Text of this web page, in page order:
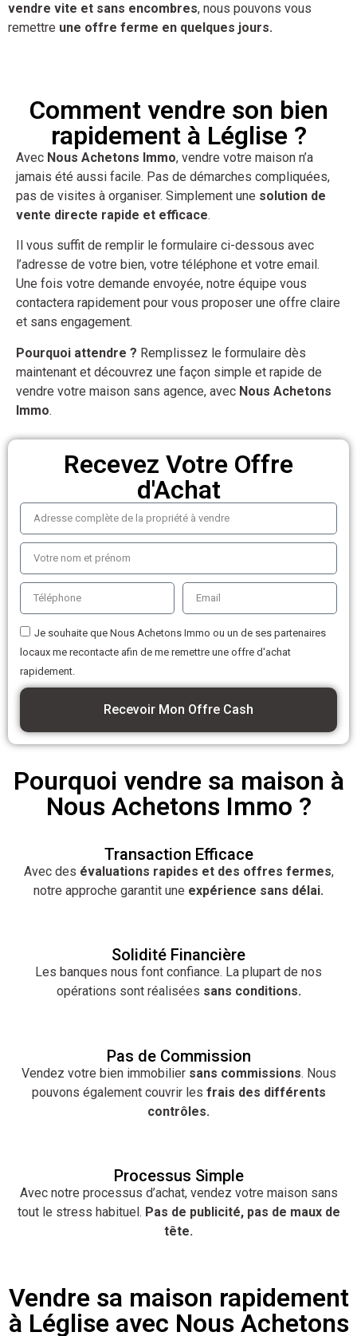
vendre vite et sans encombres, nous pouvons vous
remettre une offre ferme en quelques jours.
Comment vendre son bien
rapidement à Léglise ?
Avec Nous Achetons Immo, vendre votre maison n’a
jamais été aussi facile. Pas de démarches compliquées,
pas de visites à organiser. Simplement une solution de
vente directe rapide et efficace.
Il vous suffit de remplir le formulaire ci-dessous avec
l’adresse de votre bien, votre téléphone et votre email.
Une fois votre demande envoyée, notre équipe vous
contactera rapidement pour vous proposer une offre claire
et sans engagement.
Pourquoi attendre ? Remplissez le formulaire dès
maintenant et découvrez une façon simple et rapide de
vendre votre maison sans agence, avec Nous Achetons
Immo.
Recevez Votre Offre
d'Achat
Je souhaite que Nous Achetons Immo ou un de ses partenaires
locaux me recontacte afin de me remettre une offre d'achat
rapidement.
Recevoir Mon Offre Cash
Pourquoi vendre sa maison à
Nous Achetons Immo ?
Transaction Efficace
Avec des évaluations rapides et des offres fermes,
notre approche garantit une expérience sans délai.
Solidité Financière
Les banques nous font confiance. La plupart de nos
opérations sont réalisées sans conditions.
Pas de Commission
Vendez votre bien immobilier sans commissions. Nous
pouvons également couvrir les frais des différents
contrôles.
Processus Simple
Avec notre processus d’achat, vendez votre maison sans
tout le stress habituel. Pas de publicité, pas de maux de
tête.
Vendre sa maison rapidement
à Léglise avec Nous Achetons